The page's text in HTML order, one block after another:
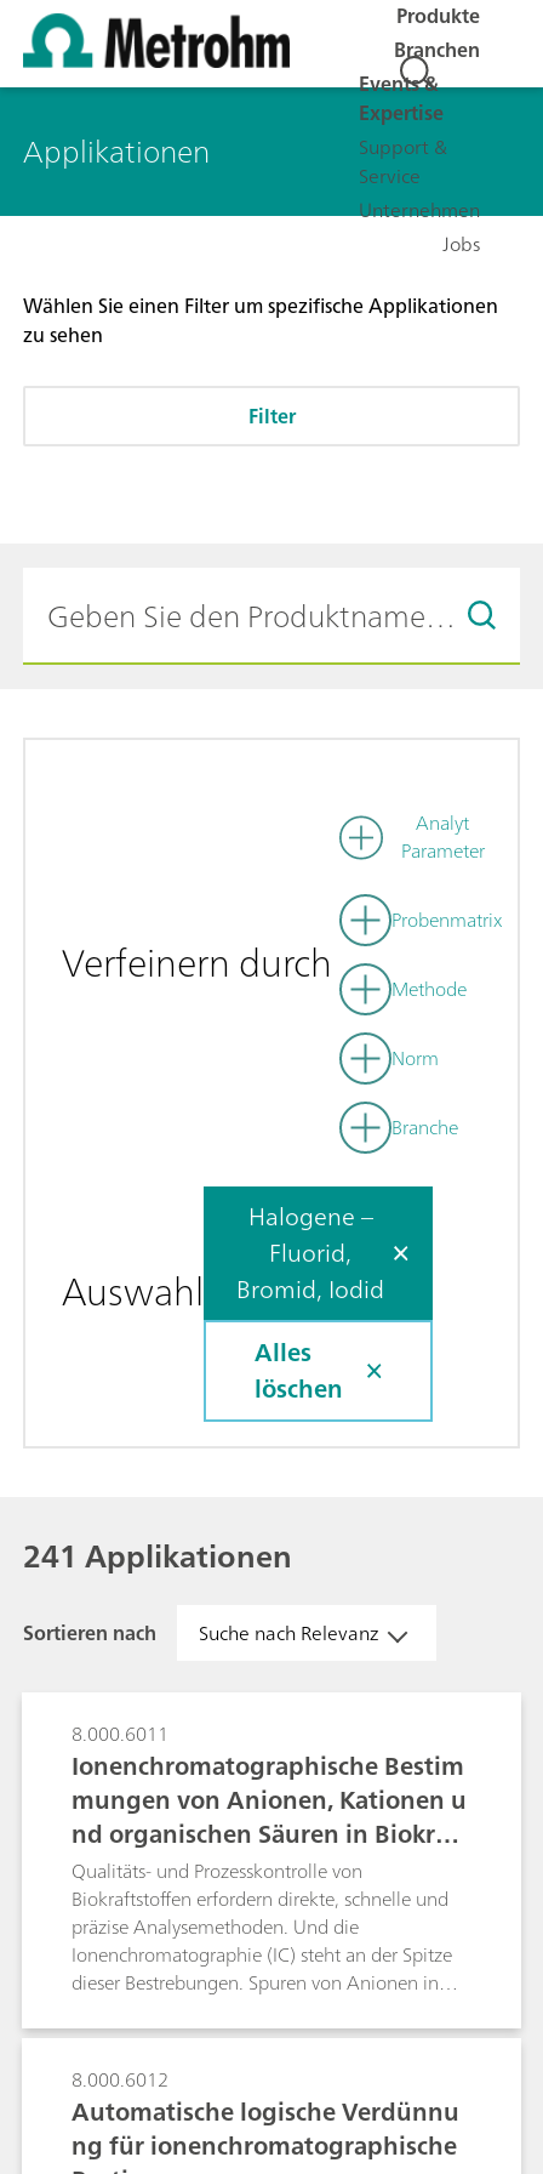
Produkte
Branchen
Events &
Expertise
Support &
Service
Unternehmen
Jobs
Applikationen
Wählen Sie einen Filter um spezifische Applikationen
zu sehen
Filter
Verfeinern durch
Analyt
Parameter
Probenmatrix
Methode
Norm
Branche
Auswahl
Halogene –
Fluorid,
Bromid, Iodid
Alles
löschen
241 Applikationen
Sortieren nach Suche nach Relevanz
8.000.6011
Ionenchromatographische Bestim
mungen von Anionen, Kationen u
nd organischen Säuren in Biokraft
stoffen
Qualitäts- und Prozesskontrolle von
Biokraftstoffen erfordern direkte, schnelle und
präzise Analysemethoden. Und die
Ionenchromatographie (IC) steht an der Spitze
dieser Bestrebungen. Spuren von Anionen in
ppb-Bereich nach der Inline-Matrixeliminierung
von Metrohm mittels Anionenchromatographie
mit anschliessender Leitfähigkeitsdetektion nach
sequenzieller Suppression bestimmt werden.
Während die Analytanionen an der
8.000.6012
Automatische logische Verdünnu
ng für ionenchromatographische